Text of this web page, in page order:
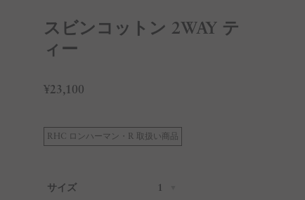
スビンコットン 2WAY テ
ィー
¥23,100
RHC ロンハーマン・R 取扱い商品
サイズ 1